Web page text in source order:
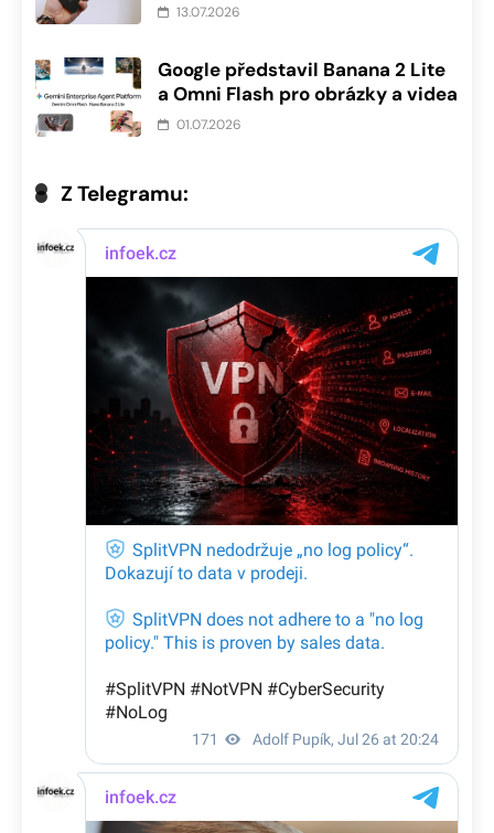
13.07.2026
Google představil Banana 2 Lite
a Omni Flash pro obrázky a videa
01.07.2026
Z Telegramu: